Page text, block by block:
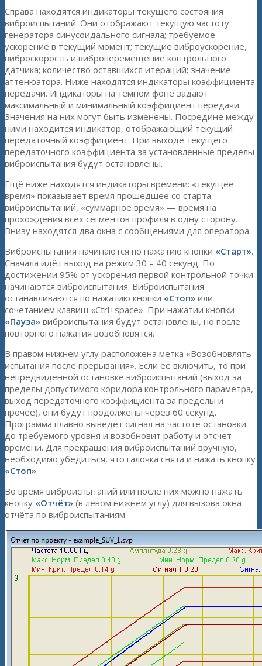
Справа находятся индикаторы текущего состояния
виброиспытаний. Они отображают текущую частоту
генератора синусоидального сигнала; требуемое
ускорение в текущий момент; текущие виброускорение,
виброскорость и виброперемещение контрольного
датчика; количество оставшихся итераций; значение
аттенюатора. Ниже находятся индикаторы коэффициента
передачи. Индикаторы на тёмном фоне задают
максимальный и минимальный коэффициент передачи.
Значения на них могут быть изменены. Посредине между
ними находится индикатор, отображающий текущий
передаточный коэффициент. При выходе текущего
передаточного коэффициента за установленные пределы
виброиспытания будут остановлены.
Ещё ниже находятся индикаторы времени: «текущее
время» показывает время прошедшее со старта
виброиспытаний, «суммарное время» — время на
прохождения всех сегментов профиля в одну сторону.
Внизу находятся два окна с сообщениями для оператора.
Виброиспытания начинаются по нажатию кнопки «Старт».
Сначала идёт выход на режим 30 – 40 секунд. По
достижении 95% от ускорения первой контрольной точки
начинаются виброиспытания. Виброиспытания
останавливаются по нажатию кнопки «Стоп» или
сочетанием клавиш «Ctrl+space». При нажатии кнопки
«Пауза» виброиспытания будут остановлены, но после
повторного нажатия возобновятся.
В правом нижнем углу расположена метка «Возобновлять
испытания после прерывания». Если её включить, то при
непредвиденной остановке виброиспытаний (выход за
пределы допустимого коридора контрольного параметра,
выход передаточного коэффициента за пределы и
прочее), они будут продолжены через 60 секунд.
Программа плавно выведет сигнал на частоте остановки
до требуемого уровня и возобновит работу и отсчёт
времени. Для прекращения виброиспытаний вручную,
необходимо убедиться, что галочка снята и нажать кнопку
«Стоп».
Во время виброиспытаний или после них можно нажать
кнопку «Отчёт» (в левом нижнем углу) для вызова окна
отчёта по виброиспытаниям.